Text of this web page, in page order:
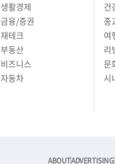
생활경제
금융/증권
재테크
부동산
비즈니스
자동차
건
종
여
리
문
시
ABOUTADVERTISING